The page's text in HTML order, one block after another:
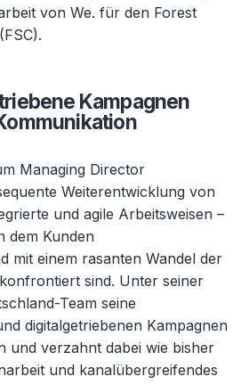
von We. für den Forest
Kampagnen
Managing Director
Weiterentwicklung von
und agile Arbeitsweisen –
dem Kunden
mit einem rasanten Wandel der
sind. Unter seiner
Team seine
digitalgetriebenen Kampagnen
und verzahnt dabei wie bisher
und kanalübergreifendes